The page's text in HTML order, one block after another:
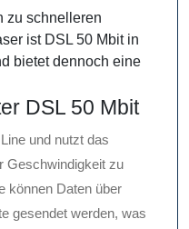
zu schnelleren
ist DSL 50 Mbit in
bietet dennoch eine
DSL 50 Mbit
und nutzt das
Geschwindigkeit zu
können Daten über
gesendet werden, was